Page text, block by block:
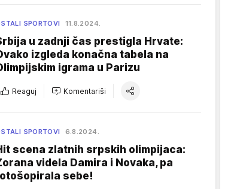
SPORTOVI 11.8.2024.
u zadnji čas prestigla Hrvate:
izgleda konačna tabela na
igrama u Parizu
Reaguj Komentariši
SPORTOVI 6.8.2024.
scena zlatnih srpskih olimpijaca:
videla Damira i Novaka, pa
sebe!